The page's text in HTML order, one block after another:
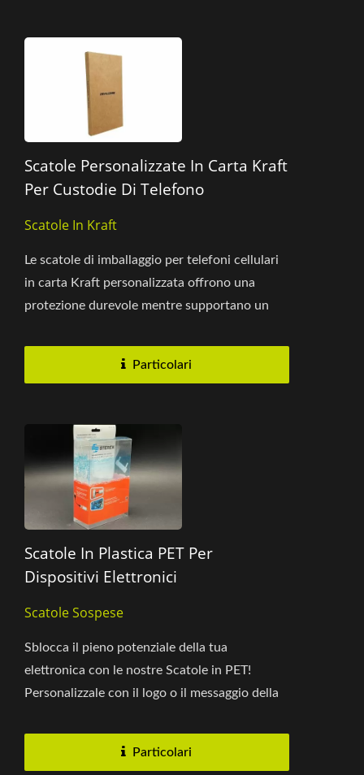
Scatole Personalizzate In Carta Kraft
Per Custodie Di Telefono
Scatole In Kraft
Le scatole di imballaggio per telefoni cellulari
in carta Kraft personalizzata offrono una
protezione durevole mentre supportano un
Particolari
Scatole In Plastica PET Per
Dispositivi Elettronici
Scatole Sospese
Sblocca il pieno potenziale della tua
elettronica con le nostre Scatole in PET!
Personalizzale con il logo o il messaggio della
Particolari